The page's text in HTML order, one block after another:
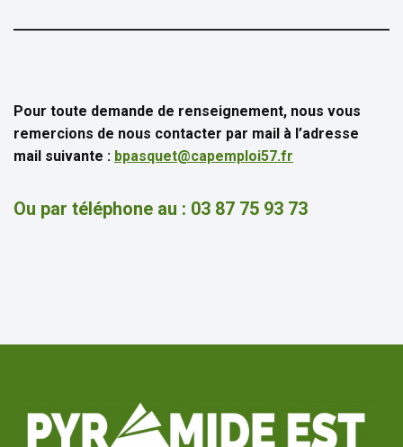
Pour toute demande de renseignement, nous vous
remercions de nous contacter par mail à l’adresse
mail suivante : bpasquet@capemploi57.fr
Ou par téléphone au : 03 87 75 93 73